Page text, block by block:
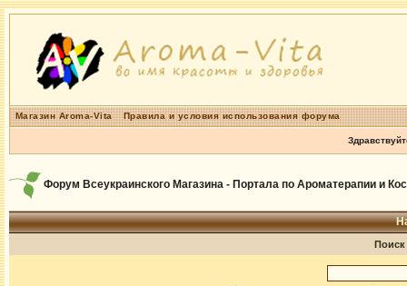
Магазин Aroma-Vita Правила и условия использования форума
Форум Всеукраинского Магазина - Портала по Ароматерапии и